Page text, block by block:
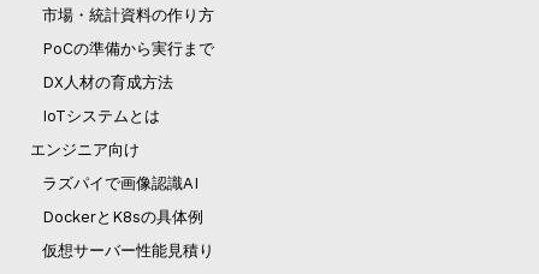
市場・統計資料の作り方
PoCの準備から実行まで
DX人材の育成方法
IoTシステムとは
エンジニア向け
ラズパイで画像認識AI
DockerとK8sの具体例
仮想サーバー性能見積り